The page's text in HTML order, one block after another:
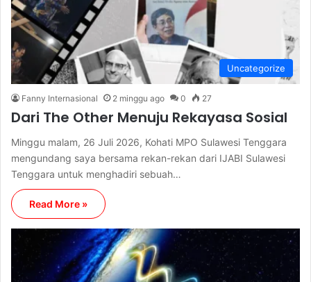
Uncategorize
Fanny Internasional 2 minggu ago 0 27
Dari The Other Menuju Rekayasa Sosial
Minggu malam, 26 Juli 2026, Kohati MPO Sulawesi Tenggara
mengundang saya bersama rekan-rekan dari IJABI Sulawesi
Tenggara untuk menghadiri sebuah…
Read More »